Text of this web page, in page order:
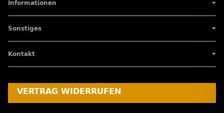
Informationen
Sonstiges
Kontakt
VERTRAG WIDERRUFEN